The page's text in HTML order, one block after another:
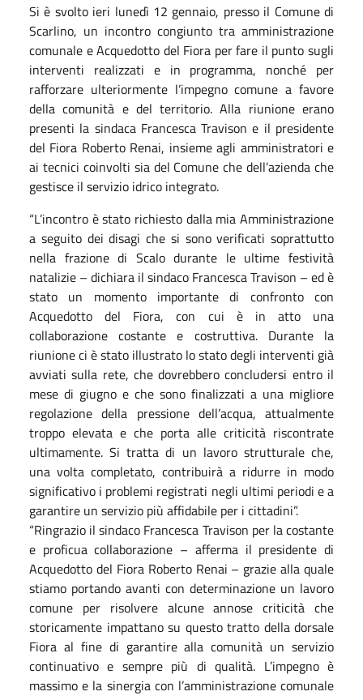
Si è svolto ieri lunedì 12 gennaio, presso il Comune di
Scarlino, un incontro congiunto tra amministrazione
comunale e Acquedotto del Fiora per fare il punto sugli
interventi realizzati e in programma, nonché per
rafforzare ulteriormente l’impegno comune a favore
della comunità e del territorio. Alla riunione erano
presenti la sindaca Francesca Travison e il presidente
del Fiora Roberto Renai, insieme agli amministratori e
ai tecnici coinvolti sia del Comune che dell’azienda che
gestisce il servizio idrico integrato.
“L’incontro è stato richiesto dalla mia Amministrazione
a seguito dei disagi che si sono verificati soprattutto
nella frazione di Scalo durante le ultime festività
natalizie – dichiara il sindaco Francesca Travison – ed è
stato un momento importante di confronto con
Acquedotto del Fiora, con cui è in atto una
collaborazione costante e costruttiva. Durante la
riunione ci è stato illustrato lo stato degli interventi già
avviati sulla rete, che dovrebbero concludersi entro il
mese di giugno e che sono finalizzati a una migliore
regolazione della pressione dell’acqua, attualmente
troppo elevata e che porta alle criticità riscontrate
ultimamente. Si tratta di un lavoro strutturale che,
una volta completato, contribuirà a ridurre in modo
significativo i problemi registrati negli ultimi periodi e a
garantire un servizio più affidabile per i cittadini”.
“Ringrazio il sindaco Francesca Travison per la costante
e proficua collaborazione – afferma il presidente di
Acquedotto del Fiora Roberto Renai – grazie alla quale
stiamo portando avanti con determinazione un lavoro
comune per risolvere alcune annose criticità che
storicamente impattano su questo tratto della dorsale
Fiora al fine di garantire alla comunità un servizio
continuativo e sempre più di qualità. L’impegno è
massimo e la sinergia con l’amministrazione comunale